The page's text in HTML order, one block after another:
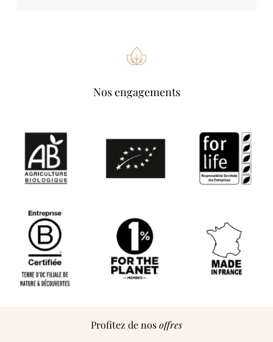
Nos engagements
Profitez de nosoffres